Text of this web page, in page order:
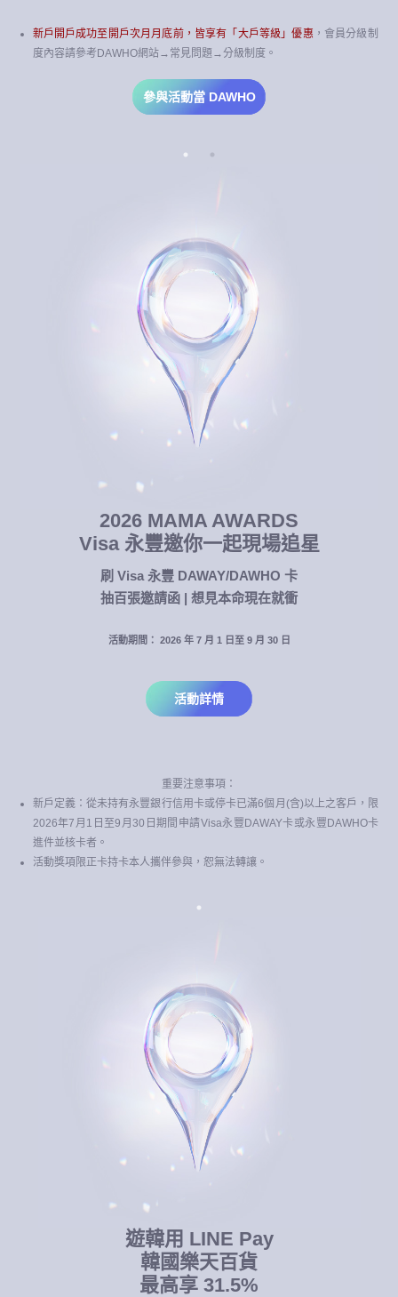
新戶開戶成功至開戶次月月底前，皆享有「大戶等級」優惠 ，會員分級制
度內容請參考DAWHO網站→常見問題→分級制度。
參與活動當 DAWHO
2026 MAMA AWARDS
Visa 永豐邀你一起現場追星
刷 Visa 永豐 DAWAY/DAWHO 卡
抽百張邀請函 | 想見本命現在就衝
活動期間： 2026 年 7 月 1 日至 9 月 30 日
活動詳情
重要注意事項：
新戶定義：從未持有永豐銀行信用卡或停卡已滿6個月(含)以上之客戶，限
2026年7月1日至9月30日期間申請Visa永豐DAWAY卡或永豐DAWHO卡
進件並核卡者。
活動獎項限正卡持卡本人攜伴參與，恕無法轉讓。
遊韓用 LINE Pay
韓國樂天百貨
最高享 31.5%